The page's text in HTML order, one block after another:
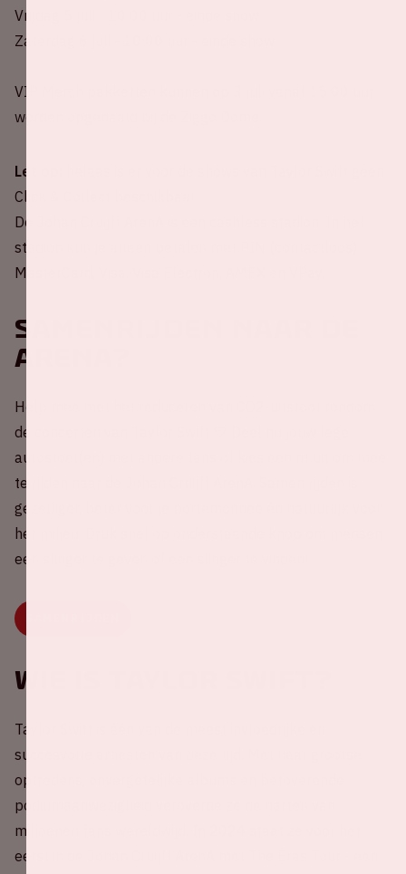
Vrijdag 5 juli - 10:00 uur - einde show
Zaterdag 6 juli - 10:00 uur - einde show
VIP Merch pakketten kunnen op 3 juli vanaf 15:00 uur
worden opgehaald bij de Ziggo Dome.
Let op:
Click & Collect beschikbaar.
De Johan Cruijff ArenA is een cashless stadion. In het
stadion kun je alleen betalen met PIN (contactloos),
MasterCard, Visa, Visa Electron, AMEX en VPay.
Samenrijden naar de
ArenA?
Help mee met het reduceren van CO2-uitstoot rondom
de concerten van Taylor Swift 💚 Deel nu jouw lege
autostoel(en) met andere fans of kies een rit uit om mee
te rijden naar de Johan Cruijff ArenA. Samen rijden is
gezelliger, beter voor je portemonnee én natuurlijk voor
het milieu. Druk snel op onderstaande knop om mensen
een slinger te geven of een slinger te vinden!
Wie is Taylor Swift?
Taylor Swift is één van de meest invloedrijke en
succesvolle artiesten van deze tijd. Met haar grootse
optredens, onvergetelijke albums en betoverende
podiumaanwezigheid veroverde ze de harten van
miljoenen fans wereldwijd. In 2024 staat ze voor het
eerst in de Johan Cruijff ArenA met The Eras Tour - een